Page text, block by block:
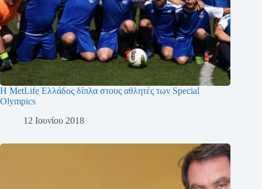
Η MetLife Ελλάδος δίπλα στους αθλητές των Special
Olympics
12 Ιουνίου 2018